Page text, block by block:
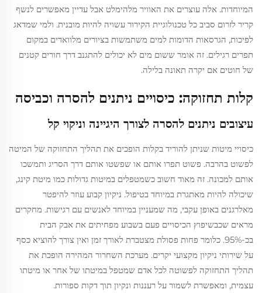
המיוחדות. אלה עוצרים את האוויר מלהימלט אבל עדיין מאפשרים לנשף
קריר לזרום סביב כל טכנולוגיית הקירור עשויה להיות מובנית. ולמי שמדאג
לפיכות, הגרסאות הדומות למים משתמשות בציורים מלוואדים במקום
תפרים רגילים. זה אומר ששום מים לא יכולים להתגנב דרך חורים קטנים
של חוטים אם יקרה תאונה בלילה.
קלות תחזוקה: כיסויים ניתנים להסרה וכביסה
עיצובים ניתנים להסרה לצורך היגיינה וניקוי קל
כיסויי מיטות שניתן להוריד בקלות הופכים את תהליך התחזוקה של המיטה
לפשוט בהרבה. פשוט תפרו אותם או שפשטו אותם דרך הסריג ותמשכו
אותם למכונה. זה מאוד חשוב כשמטפלים במיטות גדולות כמו מיטת קינג,
שיכולה להיות מאתגרת במיוחד בטיפול. ניקיון קבוע עוזר להיפטר
מאלרגנים באופן עקבי, מה שמעניין במיוחד לאנשים עם רגישות. מחקרים
מראים שכבשיפוץ הכיסויים פעם בשבוע מפחיתים את אבק הבית
בכ-95%. כלומר פחות פסולת מצטברת לאורך זמן ואין צורך להוציא כסף
על שירותי ניקיון מקצועי יקרים. מערכת השחרור המהירה הופכת את
תהליך התחזוקה לפשוטה לכל אדם שמטפל במיטתו של אחר או מיטתו
עצמית, ומאפשרת לשמור על רעננות ונקיון תוך דקות ספורות.